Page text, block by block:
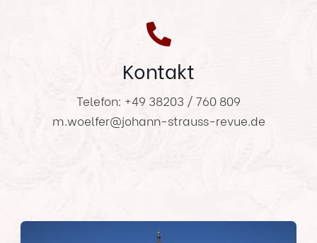
Kontakt
Telefon: +49 38203 / 760 809
m.woelfer@johann-strauss-revue.de